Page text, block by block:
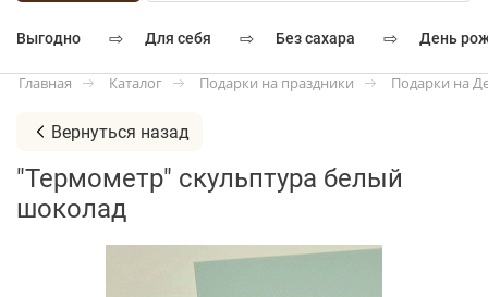
выгодно ⇨ для себя ⇨ без сахара ⇨ день
Главная Каталог Подарки на праздники Подарки на
Вернуться назад
"Термометр" скульптура белый
шоколад